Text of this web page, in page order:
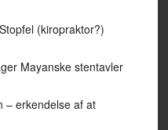
(kiropraktor?)
Mayanske stentavler
af at